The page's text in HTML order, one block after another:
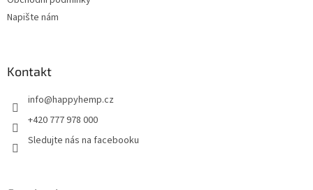
Napište nám
Kontakt
info@happyhemp.cz
+420 777 978 000
Sledujte nás na facebooku